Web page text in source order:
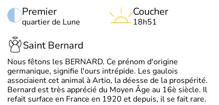
Premier
quartier de Lune
Coucher
18h51
Saint Bernard
Nous fêtons les BERNARD. Ce prénom d'origine
germanique, signifie l'ours intrépide. Les gaulois
associaient cet animal à Artio, la déesse de la prospérité.
Bernard est très apprécié du Moyen Âge au 16è siècle. Il
refait surface en France en 1920 et depuis, il se fait rare.